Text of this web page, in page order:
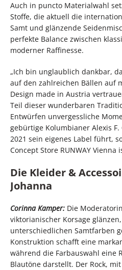
Auch in puncto Materialwahl
Stoffe, die aktuell die
Samt und glänzende
perfekte Balance zwischen
moderner Raffinesse.
„Ich bin unglaublich dankbar,
auf den zahlreichen Bällen auf
Design made in Austria
Teil dieser wunderbaren
Entwürfen unvergessliche
gebürtige Kolumbianer Alexis
2021 sein eigenes Label führt,
Concept Store RUNWAY Vienna
Die Kleider &
Johanna
Corinna Kamper: Die
viktorianischer Korsage
unterschiedlichen Samtfarben
Konstruktion schafft eine
während die Farbauswahl eine
Blautöne darstellt. Der Rock,